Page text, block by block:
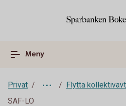
Meny
Privat
Flytta
SAF-LO